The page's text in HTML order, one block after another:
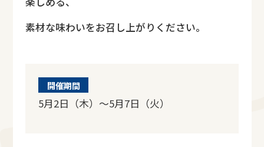
素材な味わいをお召し上がりください。
開催期間
5月2日（木）～5月7日（火）